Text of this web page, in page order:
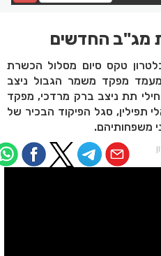
טקס סיום מסלול הכשרת
מפקד משמר הגבול ניצב
תת ניצב ברק מרדכי, מפקד
סגל הפיקוד הבכיר של
משפחותיהם.